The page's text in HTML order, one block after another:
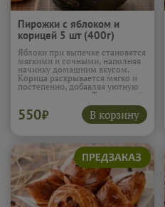
Пирожки с яблоком и
корицей 5 шт (400г)
Яблоки при выпечке становятся
мягкими и сочными, наполняя
начинку домашним вкусом.
Корица раскрывается мягко и
постепенно, добавляя уютную
пряность и тепло. Тесто создаёт
нежную текстуру, и эти
пирожки особенно хороши к
вечернему чаю.Подробнее...
550₽ В корзину